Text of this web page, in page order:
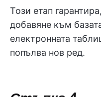
Този етап
добавяне към
електронната
попълва нов ред.